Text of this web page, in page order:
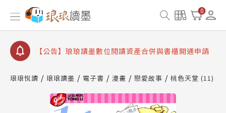
0
【公告】琅琅書店服務升級重要說明及資產合併結果
查詢
【公告】因 Readmoo 讀墨系統維護中，本站同步暫
【公告】琅琅讀墨數位閱讀資產合併與書櫃開通申請
請圖文教學
【公告】琅琅書店服務升級重要說明及資產合併結果
琅琅悅讀 琅琅讀墨 電子書 漫畫 戀愛故事 桃色天堂 (11)